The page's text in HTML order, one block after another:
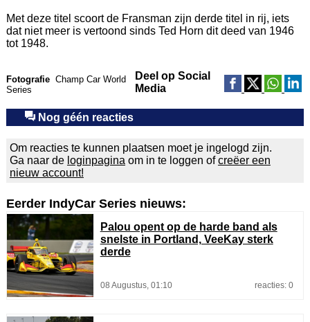
Met deze titel scoort de Fransman zijn derde titel in rij, iets
dat niet meer is vertoond sinds Ted Horn dit deed van 1946
tot 1948.
Fotografie Champ Car World
Series
Deel op Social
Media
Nog géén reacties
Om reacties te kunnen plaatsen moet je ingelogd zijn.
Ga naar de loginpagina om in te loggen ofcreëer een
nieuw account!
Eerder IndyCar Series nieuws:
Palou opent op de harde band als
snelste in Portland, VeeKay sterk
derde
08 Augustus, 01:10 reacties: 0